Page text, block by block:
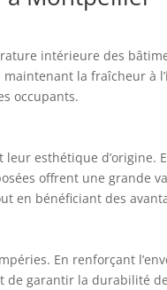
intérieure des
la fraîcheur à
occupants.
esthétique d’origine.
offrent une grande
en bénéficiant des
En renforçant
de garantir la durabilité